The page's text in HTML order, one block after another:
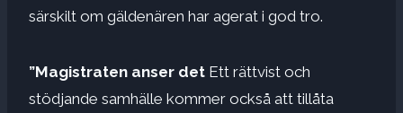
särskilt om gäldenären har agerat i god tro.
”Magistraten anser det Ett rättvist och
stödjande samhälle kommer också att tillåta